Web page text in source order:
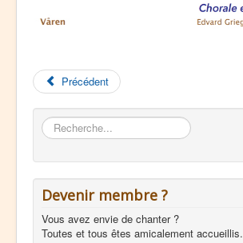
Précédent
Rechercher
Devenir membre ?
Vous avez envie de chanter ?
Toutes et tous êtes amicalement accueillis.